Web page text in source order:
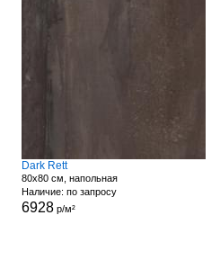
Dark Rett
80x80 см, напольная
Наличие: по запросу
6928 р/м²